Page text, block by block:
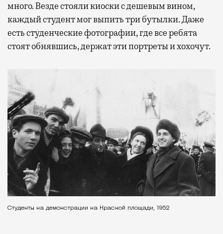
много. Везде стояли киоски с дешевым вином,
каждый студент мог выпить три бутылки. Даже
есть студенческие фотографии, где все ребята
стоят обнявшись, держат эти портреты и хохочут.
Студенты на демонстрации на Красной площади, 1952